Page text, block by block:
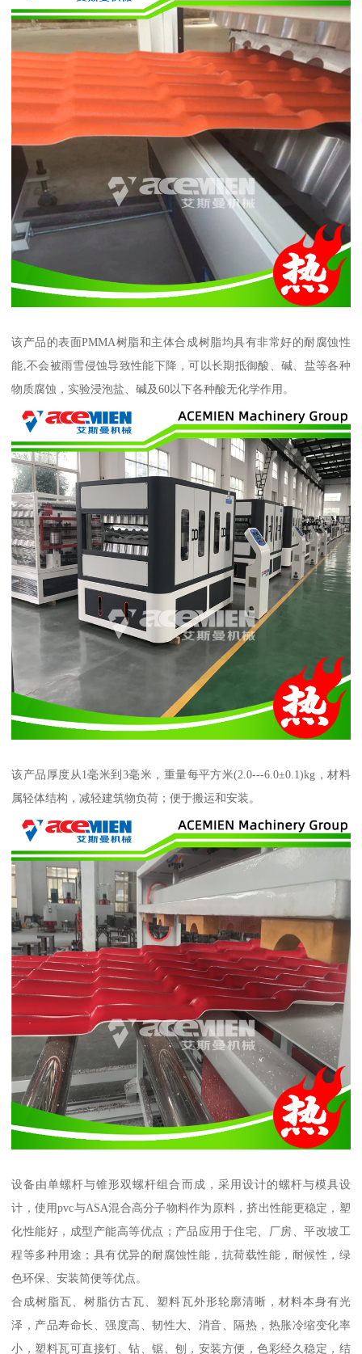
该产品的表面PMMA树脂和主体合成树脂均具有非常好的耐腐蚀性
能,不会被雨雪侵蚀导致性能下降，可以长期抵御酸、碱、盐等各种
物质腐蚀，实验浸泡盐、碱及60以下各种酸无化学作用。
该产品厚度从1毫米到3毫米，重量每平方米(2.0---6.0±0.1)kg，材料
属轻体结构，减轻建筑物负荷；便于搬运和安装。
设备由单螺杆与锥形双螺杆组合而成，采用设计的螺杆与模具设
计，使用pvc与ASA混合高分子物料作为原料，挤出性能更稳定，塑
化性能好，成型产能高等优点；产品应用于住宅、厂房、平改坡工
程等多种用途；具有优异的耐腐蚀性能，抗荷载性能，耐候性，绿
色环保、安装简便等优点。
合成树脂瓦、树脂仿古瓦、塑料瓦外形轮廓清晰，材料本身有光
泽，产品寿命长、强度高、韧性大、消音、隔热，热胀冷缩变化率
小，塑料瓦可直接钉、钻、锯、刨，安装方便，色彩经久稳定，结